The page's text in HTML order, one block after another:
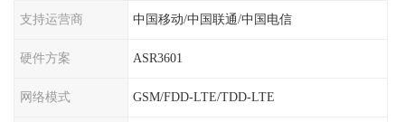
支持运营商 中国移动/中国联通/中国电信
硬件方案 ASR3601
网络模式 GSM/FDD-LTE/TDD-LTE